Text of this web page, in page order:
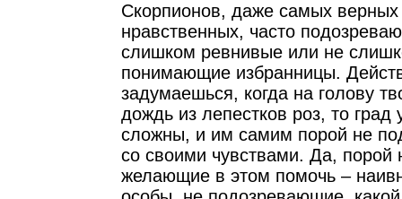
Скорпионов, даже самых верных
нравственных, часто
слишком ревнивые или не
понимающие избранницы.
задумаешься, когда на голову
дождь из лепестков роз, то
сложны, и им самим порой не
со своими чувствами. Да, порой
желающие в этом помочь –